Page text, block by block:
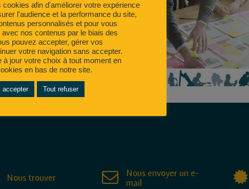
Nous trouver
Nous envoyer un e-
mail
cookies afin d'améliorer votre expérience
l'audience et la performance du site,
personnalisés et pour vous
nos contenus par le biais des
pouvez accepter, gérer vos
votre navigation sans accepter.
à jour votre choix à tout moment en
en bas de notre site.
accepter Tout refuser